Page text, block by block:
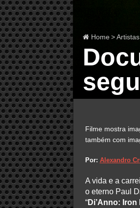
Home >
Filme mostra
também com
Por: Alexandro
A vida e a
o eterno Paul
“Di’Anno: Iron